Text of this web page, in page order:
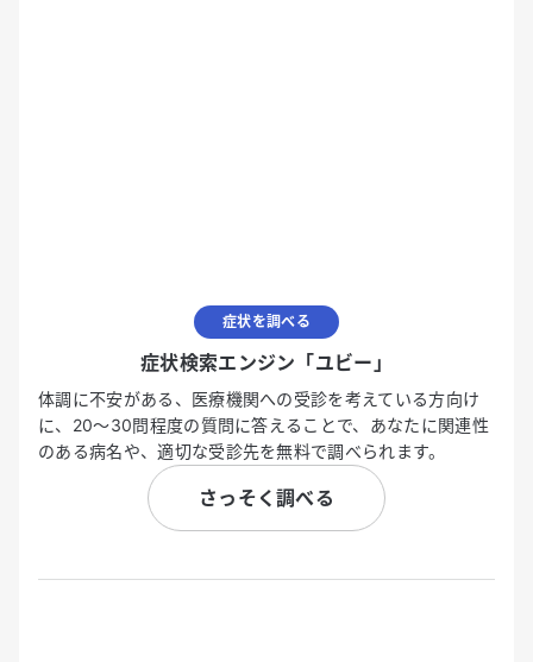
症状を調べる
症状検索エンジン「ユビー」
体調に不安がある、医療機関への受診を考えている方向け
に、20〜30問程度の質問に答えることで、あなたに関連性
のある病名や、適切な受診先を無料で調べられます。
さっそく調べる